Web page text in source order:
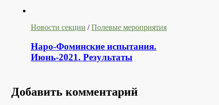
Новости секции /Полевые мероприятия
Наро-Фоминские испытания.
Июнь-2021. Результаты
Добавить комментарий